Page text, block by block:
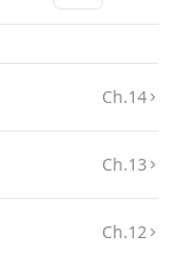
rằng bạch
Ch.14
Ch.13
Ch.12